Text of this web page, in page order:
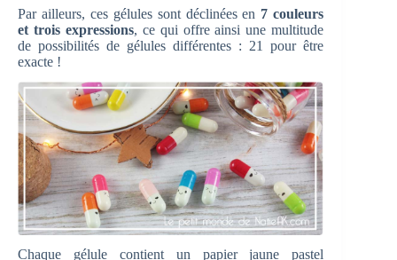
Par ailleurs, ces gélules sont déclinées en 7 couleurs
et trois expressions, ce qui offre ainsi une multitude
de possibilités de gélules différentes : 21 pour être
exacte !
Chaque gélule contient un papier jaune pastel